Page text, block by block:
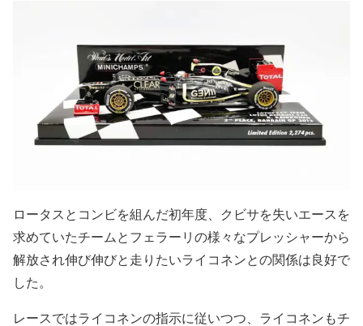
ロータスとコンビを組んだ初年度、クビサを失いエースを
求めていたチームとフェラーリの様々なプレッシャーから
解放され伸び伸びと走りたいライコネンとの関係は良好で
した。
レースではライコネンの指示に従いつつ、ライコネンもチ